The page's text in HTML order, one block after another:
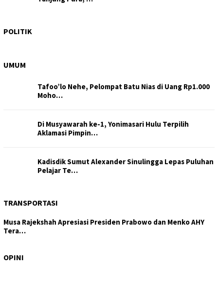
POLITIK
Antoni Bela…
UMUM
Tafoo’lo Nehe, Pelompat Batu Nias di Uang Rp1.000
Moho…
Di Musyawarah ke-1, Yonimasari Hulu Terpilih
Aklamasi Pimpin…
Kadisdik Sumut Alexander Sinulingga Lepas Puluhan
Pelajar Te…
TRANSPORTASI
Musa Rajekshah Apresiasi Presiden Prabowo dan Menko AHY
Tera…
OPINIDPRD Samo…